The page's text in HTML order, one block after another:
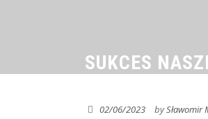
SUKCES
02/06/2023 bySławomir